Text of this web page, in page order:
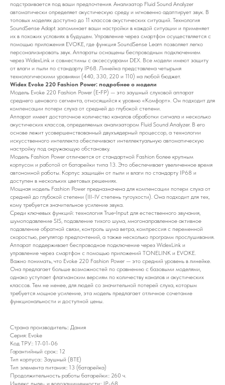
подстраивается под ваши предпочтения. Анализатор Fluid Sound Analyzer
автоматически определяет акустическую среду и мгновенно адаптирует звук. В
топовых моделях доступно до 11 классов акустических ситуаций. Технология
SoundSense Adapt запоминает ваши настройки в каждой ситуации и применяет
их в похожих условиях в будущем. Управление через смартфон осуществляется с
помощью приложения EVOKE, где функция SoundSense Learn позволяет легко
персонализировать звук. Аппараты оснащены беспроводным подключением
через WidexLink и совместимы с аксессуарами DEX. Все модели имеют защиту
от влаги и пыли по стандарту IP68. Линейка представлена четырьмя
технологическими уровнями (440, 330, 220 и 110) на любой бюджет.
Widex Evoke 220 Fashion Power: подробнее о модели
Модель Evoke 220 Fashion Power (E‑FP) — это заушный слуховой аппарат
среднего ценового сегмента, относящийся к уровню «Комфорт». Он подходит для
компенсации потери слуха от средней до глубокой степени.
Аппарат имеет достаточное количество каналов обработки сигнала и несколько
акустических классов, определяемых анализатором Fluid Sound Analyzer. В его
основе лежит усовершенствованный двухъядерный процессор, а технологии
искусственного интеллекта обеспечивают интеллектуальную автоматическую
настройку под окружающую обстановку.
Модель Fashion Power отличается от стандартной Fashion более крупным
корпусом и работой от батарейки типа 13. Это обеспечивает увеличенное время
автономной работы. Корпус защищён от пыли и влаги по стандарту IP68 и
доступен в нескольких цветовых решениях.
Мощная модель Fashion Power предназначена для компенсации потери слуха от
средней до глубокой степени (III-IV степень тугоухости). Она подходит для тех,
кому требуется значительное усиление звука.
Среди ключевых функций: технология True‑Input для естественного звучания,
шумоподавление SIS, подавление тихого шума, многонаправленное активное
подавление обратной связи, контроль шума ветра, компрессия с переменной
скоростью, регулятор предпочтений, а также несколько программ прослушивания.
Аппарат поддерживает беспроводное подключение через WidexLink и
управление через смартфон с помощью приложений TONELINK и EVOKE.
Важно понимать, что Evoke 220 Fashion Power — это средний уровень в линейке.
Она предлагает больше возможностей по сравнению с базовыми моделями,
однако уступает флагманским версиям по количеству каналов и акустических
классов. Тем не менее, для людей со значительной потерей слуха, которым
требуется мощное усиление, эта модель предлагает отличное сочетание
функциональности и доступной цены.
Страна производитель:: Дания
Серия: Evoke
Код ТРУ:: 17-01-06
Гарантийный срок:: 12
Тип корпуса:: Заушный (BTE)
Тип элемента питания:: 13 (батарейка)
Продолжительность работы батарейки:: 260 ч.
Индекс пыле- и водозащищенности:: IP-68